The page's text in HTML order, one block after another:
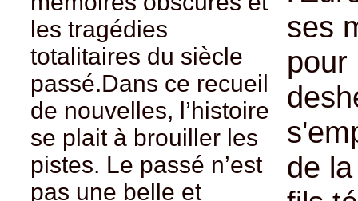
les tragédies
totalitaires du siècle
passé.Dans ce recueil
de nouvelles, l’histoire
se plait à brouiller les
pistes. Le passé n’est
pas une belle et
ses
pour
de